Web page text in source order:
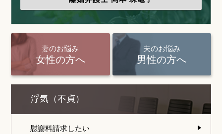
妻のお悩み
女性の方へ
夫のお悩み
男性の方へ
浮気（不貞）
慰謝料請求したい